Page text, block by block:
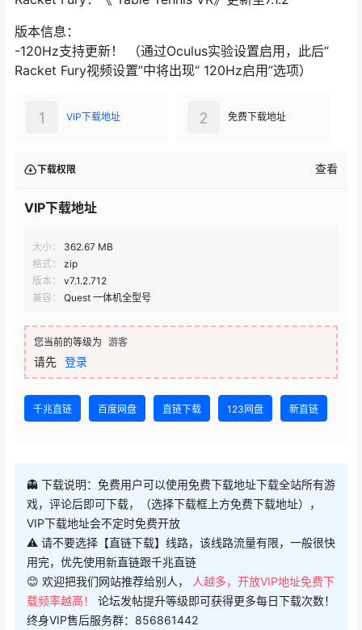
版本信息：
-120Hz支持更新！ （通过Oculus实验设置启用，此后“
Racket Fury视频设置”中将出现“ 120Hz启用”选项）
VIP下载地址
1 免费下载地址
2
下载权限 查看
VIP下载地址
大小：
362.67 MB
格式：
zip
版本：
v7.1.2.712
兼容：
Quest 一体机全型号
您当前的等级为 游客
请先 登录
千兆直链 百度网盘 直链下载 123网盘 新直链
👻 下载说明：免费用户可以使用免费下载地址下载全站所有游
戏，评论后即可下载，（选择下载框上方免费下载地址），
VIP下载地址会不定时免费开放
⚠ 请不要选择【直链下载】线路，该线路流量有限，一般很快
用完，优先使用新直链跟千兆直链
😊 欢迎把我们网站推荐给别人，
人越多，开放VIP地址免费下
载频率越高！ 论坛发帖提升等级即可获得更多每日下载次数！
终身VIP售后服务群：856861442